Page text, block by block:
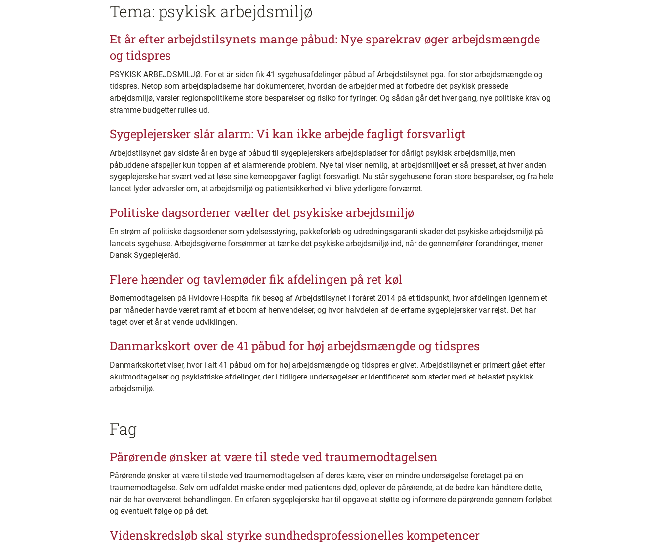
Tema: psykisk arbejdsmiljø
Et år efter arbejdstilsynets mange påbud: Nye sparekrav øger arbejdsmængde
og tidspres
PSYKISK ARBEJDSMILJØ. For et år siden fik 41 sygehusafdelinger påbud af Arbejdstilsynet pga. for stor arbejdsmængde og
tidspres. Netop som arbejdspladserne har dokumenteret, hvordan de arbejder med at forbedre det psykisk pressede
arbejdsmiljø, varsler regionspolitikerne store besparelser og risiko for fyringer. Og sådan går det hver gang, nye politiske krav og
stramme budgetter rulles ud.
Sygeplejersker slår alarm: Vi kan ikke arbejde fagligt forsvarligt
Arbejdstilsynet gav sidste år en byge af påbud til sygeplejerskers arbejdspladser for dårligt psykisk arbejdsmiljø, men
påbuddene afspejler kun toppen af et alarmerende problem. Nye tal viser nemlig, at arbejdsmiljøet er så presset, at hver anden
sygeplejerske har svært ved at løse sine kerneopgaver fagligt forsvarligt. Nu står sygehusene foran store besparelser, og fra hele
landet lyder advarsler om, at arbejdsmiljø og patientsikkerhed vil blive yderligere forværret.
Politiske dagsordener vælter det psykiske arbejdsmiljø
En strøm af politiske dagsordener som ydelsesstyring, pakkeforløb og udredningsgaranti skader det psykiske arbejdsmiljø på
landets sygehuse. Arbejdsgiverne forsømmer at tænke det psykiske arbejdsmiljø ind, når de gennemfører forandringer, mener
Dansk Sygeplejeråd.
Flere hænder og tavlemøder fik afdelingen på ret køl
Børnemodtagelsen på Hvidovre Hospital fik besøg af Arbejdstilsynet i foråret 2014 på et tidspunkt, hvor afdelingen igennem et
par måneder havde været ramt af et boom af henvendelser, og hvor halvdelen af de erfarne sygeplejersker var rejst. Det har
taget over et år at vende udviklingen.
Danmarkskort over de 41 påbud for høj arbejdsmængde og tidspres
Danmarkskortet viser, hvor i alt 41 påbud om for høj arbejdsmængde og tidspres er givet. Arbejdstilsynet er primært gået efter
akutmodtagelser og psykiatriske afdelinger, der i tidligere undersøgelser er identificeret som steder med et belastet psykisk
arbejdsmiljø.
Fag
Pårørende ønsker at være til stede ved traumemodtagelsen
Pårørende ønsker at være til stede ved traumemodtagelsen af deres kære, viser en mindre undersøgelse foretaget på en
traumemodtagelse. Selv om udfaldet måske ender med patientens død, oplever de pårørende, at de bedre kan håndtere dette,
når de har overværet behandlingen. En erfaren sygeplejerske har til opgave at støtte og informere de pårørende gennem forløbet
og eventuelt følge op på det.
Videnskredsløb skal styrke sundhedsprofessionelles kompetencer